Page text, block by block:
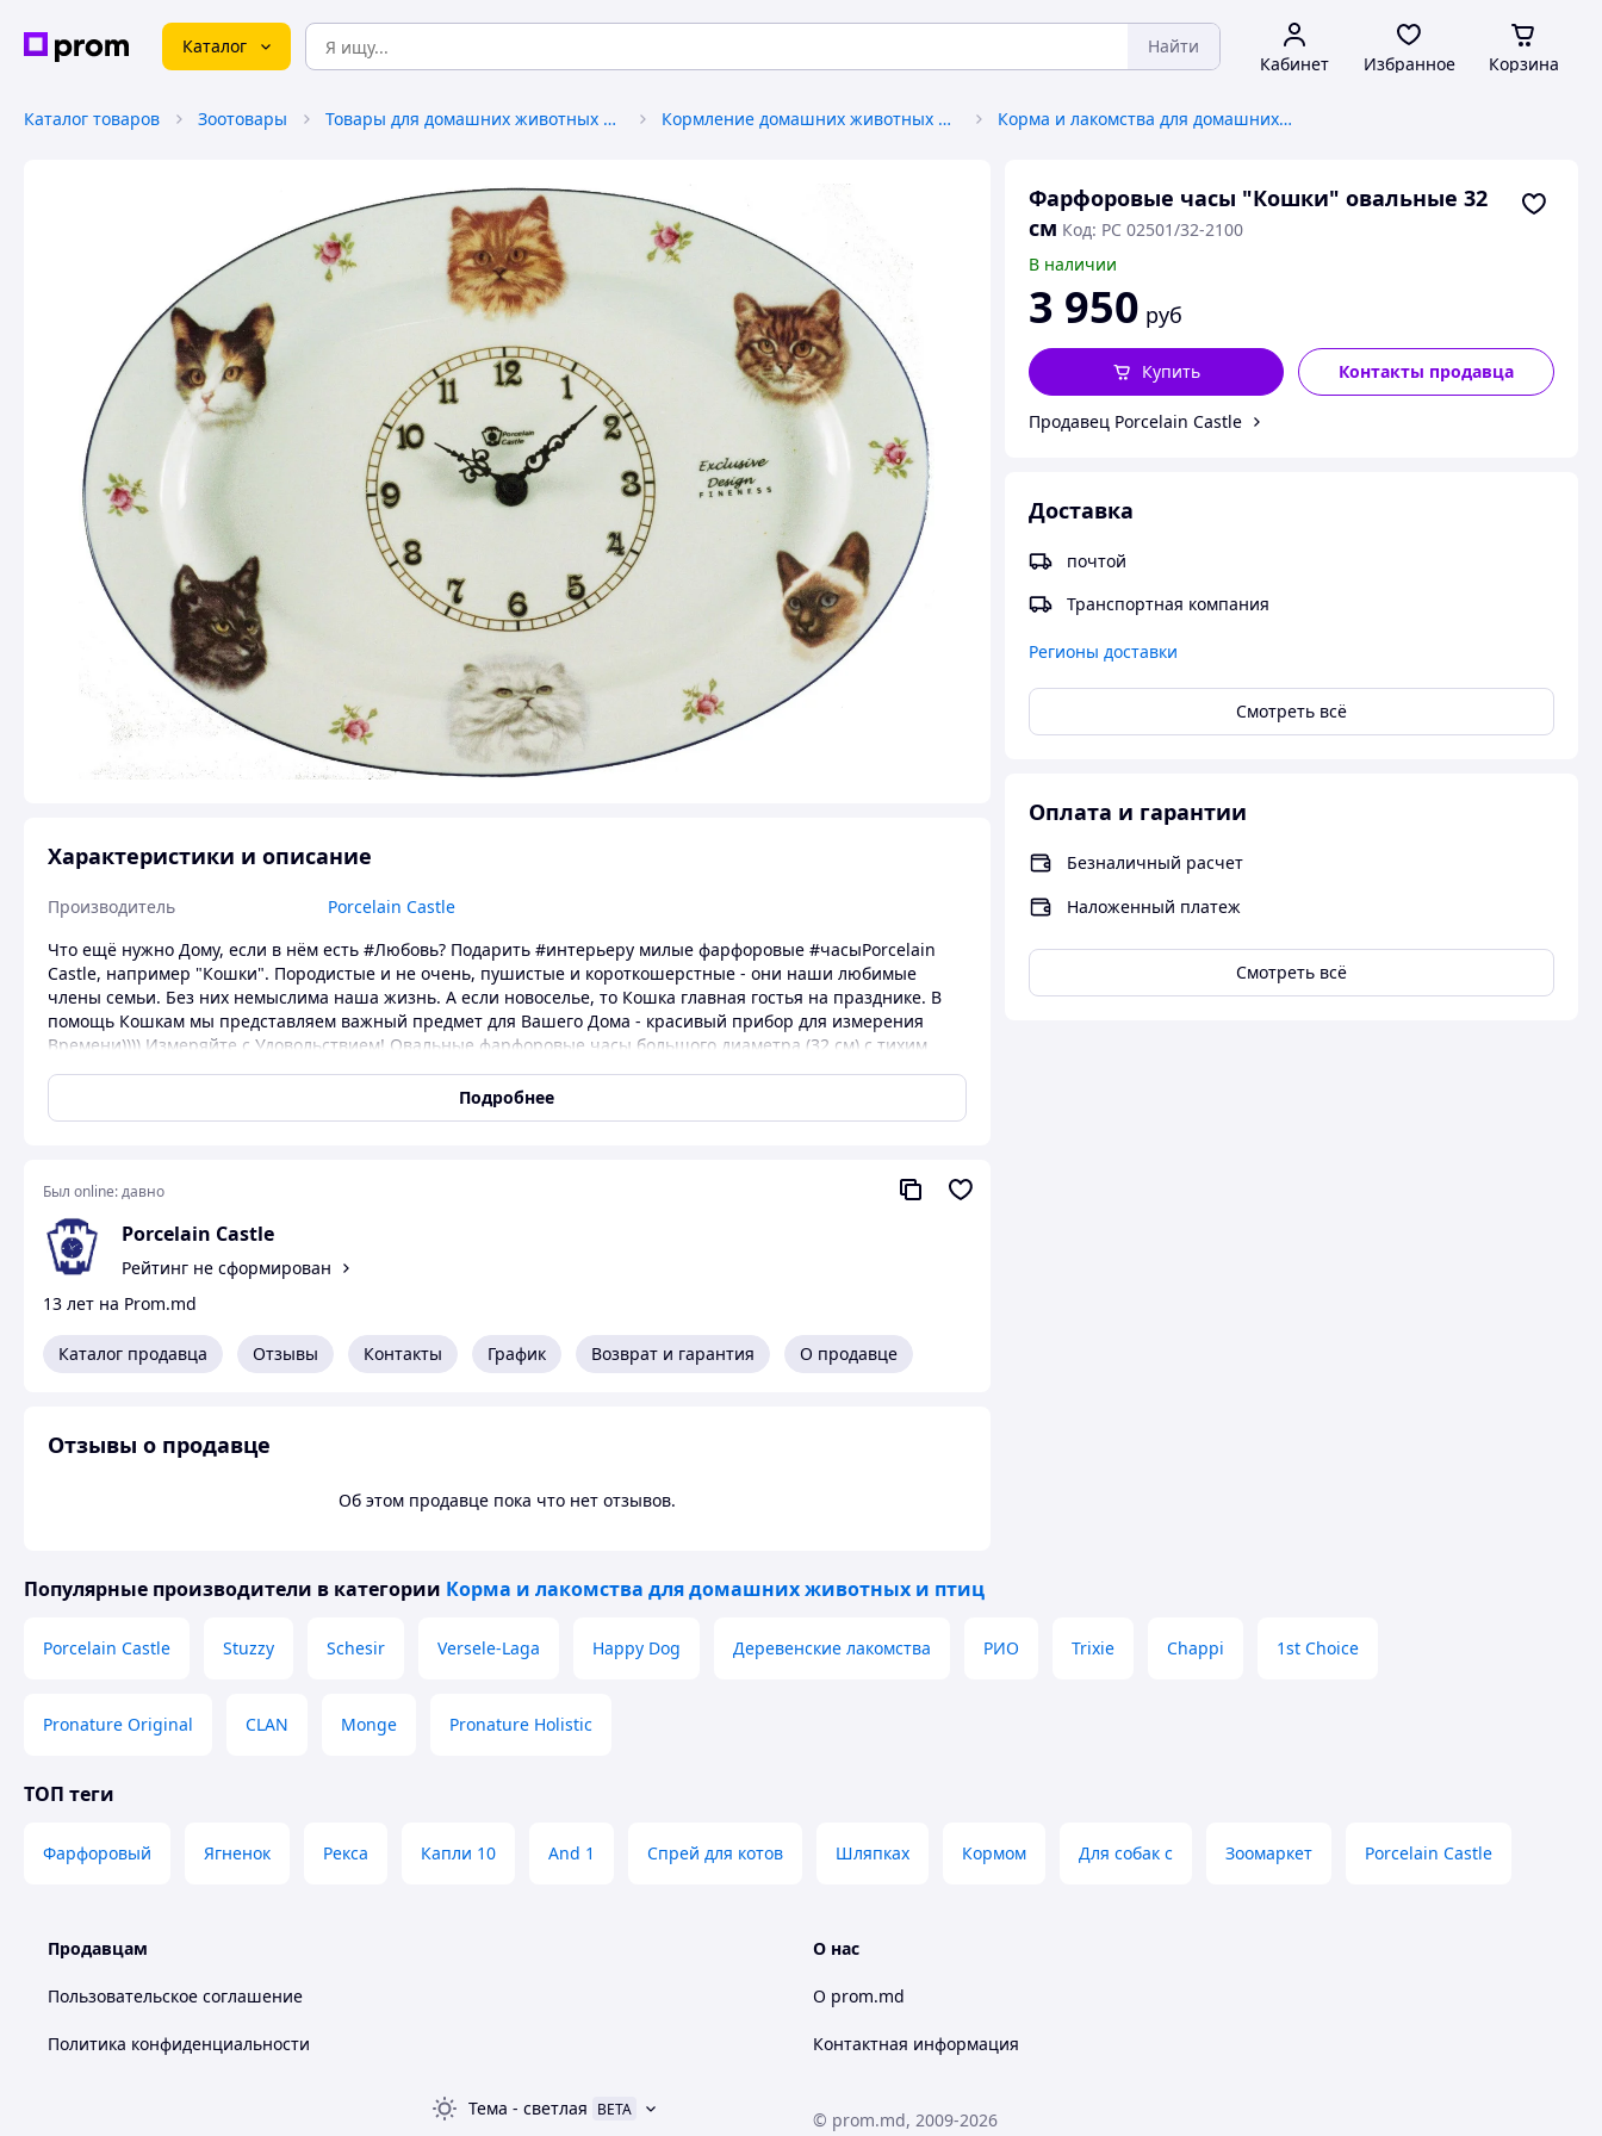
Каталог Найти
Кабинет Избранное Корзина
Каталог товаров Зоотовары Товары для домашних животных и птиц Кормление домашних животных и птиц Корма и лакомства для домашних животных и птиц
Фарфоровые часы "Кошки" овальные 32
см Код: PC 02501/32-2100
В наличии
3 950 руб
Контакты продавца
Купить
Продавец Porcelain Castle
Доставка
почтой
Транспортная компания
Регионы доставки
Смотреть всё
Оплата и гарантии
Безналичный расчет
Наложенный платеж
Смотреть всё
Характеристики и описание
Производитель
Porcelain Castle
Что ещё нужно Дому, если в нём есть #Любовь? Подарить #интерьеру милые фарфоровые #часыPorcelain
Castle, например "Кошки". Породистые и не очень, пушистые и короткошерстные - они наши любимые
члены семьи. Без них немыслима наша жизнь. А если новоселье, то Кошка главная гостья на празднике. В
помощь Кошкам мы представляем важный предмет для Вашего Дома - красивый прибор для измерения
Времени)))) Измеряйте с Удовольствием! Овальные фарфоровые часы большого диаметра (32 см) с тихим
надёжным механизмом можно повесить на стену или поставить на полочку (настольная подставка в
комплекте), а в нарядной фирменной коробке станут замечательным подарком хорошему человеку.
Подробнее
Был online:давно
Porcelain Castle
Рейтинг не сформирован
13 лет на Prom.md
Каталог продавца Отзывы Контакты График Возврат и гарантия О продавце
Отзывы о продавце
Об этом продавце пока что нет отзывов.
Популярные производители в категории Корма и лакомства для домашних животных и птиц
Porcelain Castle Stuzzy Schesir Versele-Laga Happy Dog Деревенские лакомства РИО Trixie Chappi 1st Choice
Pronature Original CLAN Monge Pronature Holistic
ТОП теги
Фарфоровый Ягненок Рекса Капли 10 And 1 Спрей для котов Шляпках Кормом Для собак с Зоомаркет Porcelain Castle
Продавцам
Пользовательское соглашение
Политика конфиденциальности
О нас
О prom.md
Контактная информация
Тема - светлая BETA © prom.md, 2009-2026